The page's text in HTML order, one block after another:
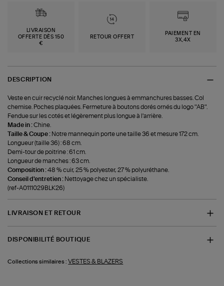
LIVRAISON
OFFERTE DÈS 150
€
RETOUR OFFERT
PAIEMENT EN
3X,4X
DESCRIPTION
Veste en cuir recyclé noir. Manches longues à emmanchures basses. Col
chemise. Poches plaquées. Fermeture à boutons dorés ornés du logo "AB".
Fendue sur les cotés et légèrement plus longue à l'arrière.
Made in :Chine.
Taille & Coupe : Notre mannequin porte une taille 36 et mesure 172 cm.
Longueur (taille 36) : 68 cm.
Demi-tour de poitrine : 61 cm.
Longueur de manches : 63 cm.
Composition :48 % cuir, 25 % polyester, 27 % polyuréthane.
Conseil d'entretien : Nettoyage chez un spécialiste.
(ref-A0111029BLK26)
LIVRAISON ET RETOUR
DISPONIBILITÉ BOUTIQUE
Collections similaires : VESTES & BLAZERS